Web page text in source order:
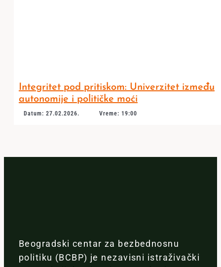
Integritet pod pritiskom: Univerzitet između
autonomije i političke moći
Datum: 27.02.2026. Vreme: 19:00
Beogradski centar za bezbednosnu
politiku (BCBP) je nezavisni istraživački